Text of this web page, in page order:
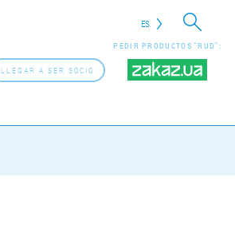
ES
PEDIR PRODUCTOS "RUD":
LLEGAR A SER SOCIO